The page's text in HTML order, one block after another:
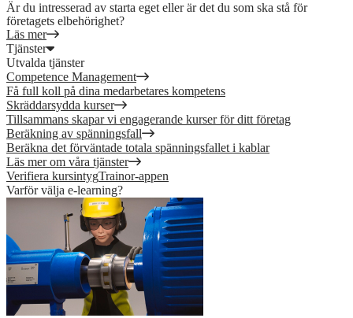
Är du intresserad av starta eget eller är det du som ska stå för
företagets elbehörighet?
Läs mer
Tjänster
Utvalda tjänster
Competence Management
Få full koll på dina medarbetares kompetens
Skräddarsydda kurser
Tillsammans skapar vi engagerande kurser för ditt företag
Beräkning av spänningsfall
Beräkna det förväntade totala spänningsfallet i kablar
Läs mer om våra tjänster
Verifiera kursintygTrainor-appen
Varför välja e-learning?